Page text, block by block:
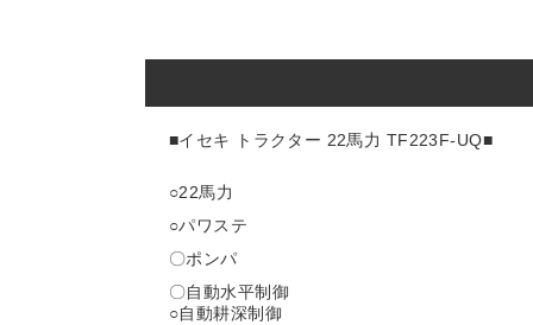
■イセキ トラクター 22馬力 TF223F-UQ■
○22馬力
○パワステ
〇ポンパ
〇自動水平制御
○自動耕深制御